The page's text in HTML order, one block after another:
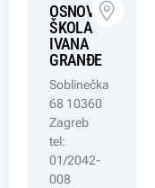
OSNOVNA
ŠKOLA
IVANA
GRANĐE
Soblinečka
68 10360
Zagreb
tel:
01/2042-
008